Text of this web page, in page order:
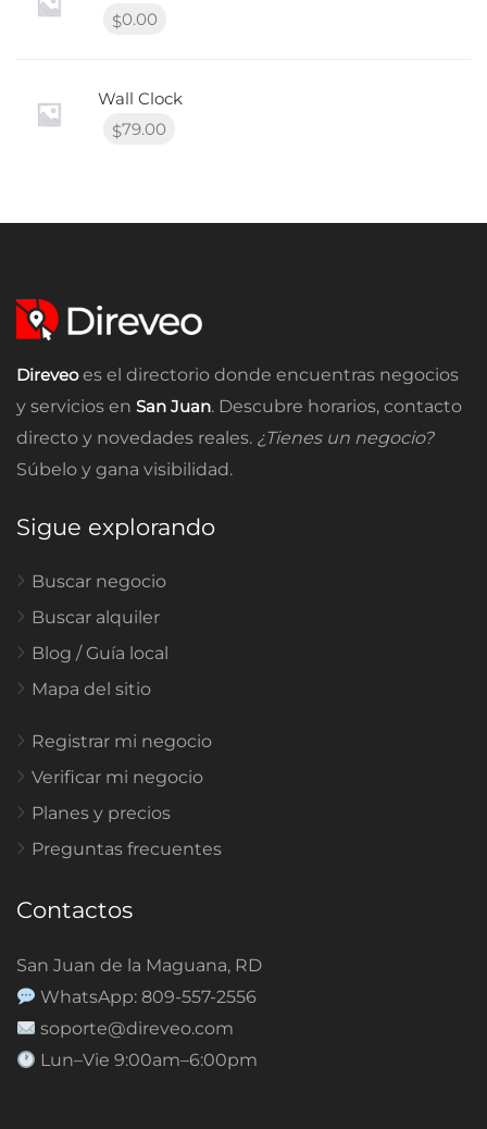
$0.00
Wall Clock
$79.00
Direveoes el directorio donde encuentras negocios
y servicios en San Juan. Descubre horarios, contacto
directo y novedades reales. ¿Tienes un negocio?
Súbelo y gana visibilidad.
Sigue explorando
Buscar negocio
Buscar alquiler
Blog / Guía local
Mapa del sitio
Registrar mi negocio
Verificar mi negocio
Planes y precios
Preguntas frecuentes
Contactos
San Juan de la Maguana, RD
WhatsApp: 809-557-2556
soporte@direveo.com
Lun–Vie 9:00am–6:00pm